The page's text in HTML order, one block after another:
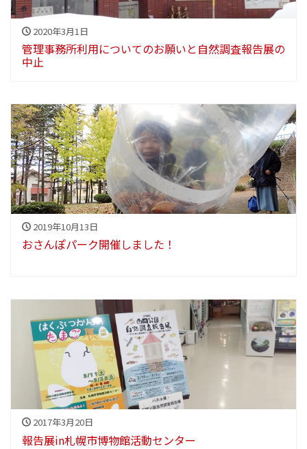
2020年3月1日
管理事務所利用についてのお願いと自然調査報告展の
中止
2019年10月13日
おさんぽパーク開催しました！
2017年3月20日
報告展in札幌市博物館活動センター